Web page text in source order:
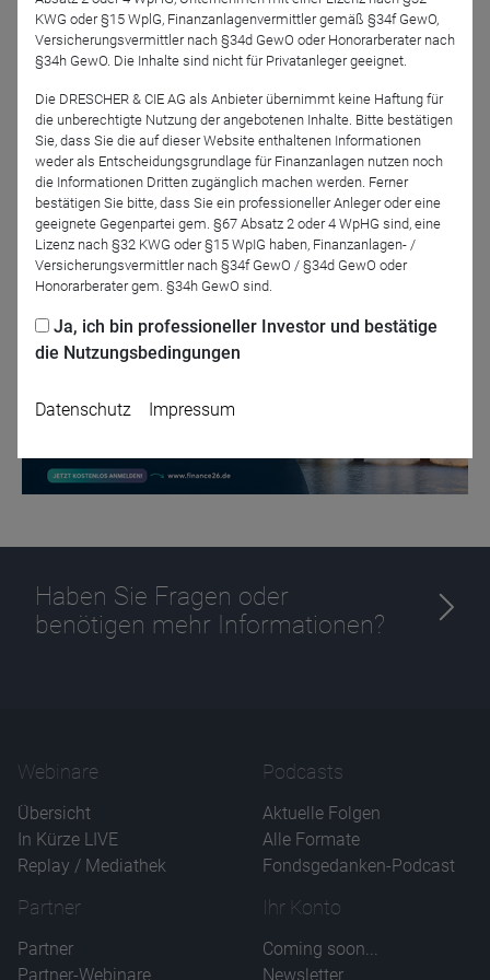
Wir freuen uns auf Sie!
Jetzt für das Partner-Webinar anmelden
Zurück
Haben Sie Fragen oder
benötigen mehr Informationen?
Webinare
Übersicht
In Kürze LIVE
Replay / Mediathek
Podcasts
Aktuelle Folgen
Alle Formate
Fondsgedanken-Podcast
Partner
Partner
Partner-Webinare
Ihr Konto
Coming soon...
Newsletter
KWG oder §15 WplG, Finanzanlagenvermittler gemäß §34f GewO,
Versicherungsvermittler nach §34d GewO oder Honorarberater nach
§34h GewO. Die Inhalte sind nicht für Privatanleger geeignet.
Die DRESCHER & CIE AG als Anbieter übernimmt keine Haftung für
die unberechtigte Nutzung der angebotenen Inhalte. Bitte bestätigen
Sie, dass Sie die auf dieser Website enthaltenen Informationen
weder als Entscheidungsgrundlage für Finanzanlagen nutzen noch
die Informationen Dritten zugänglich machen werden. Ferner
bestätigen Sie bitte, dass Sie ein professioneller Anleger oder eine
geeignete Gegenpartei gem. §67 Absatz 2 oder 4 WpHG sind, eine
Lizenz nach §32 KWG oder §15 WpIG haben, Finanzanlagen- /
Versicherungsvermittler nach §34f GewO / §34d GewO oder
Honorarberater gem. §34h GewO sind.
Ja, ich bin professioneller Investor und bestätige
die Nutzungsbedingungen
Datenschutz Impressum
Name
CPref
D&C